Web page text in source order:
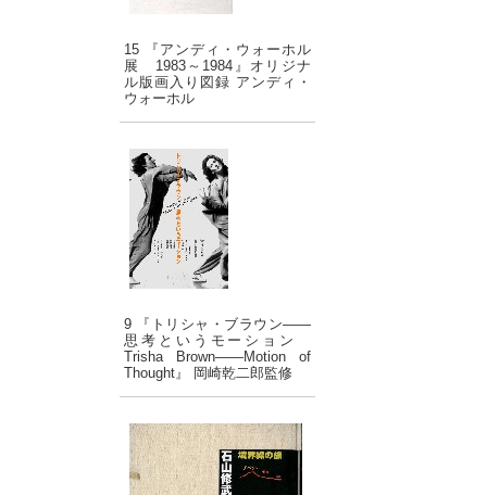
15 『アンディ・ウォーホル
展 1983～1984』オリジナ
ル版画入り図録 アンディ・
ウォーホル
9 『トリシャ・ブラウン――
思考というモーション
Trisha Brown――Motion of
Thought』 岡崎乾二郎監修